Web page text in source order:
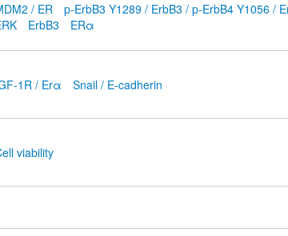
/ ER
p-ErbB3 Y1289 / ErbB3 / p-ErbB4 Y1056 /
ErbB3 ERα
1R / Erα Snail / E-cadherin
viability